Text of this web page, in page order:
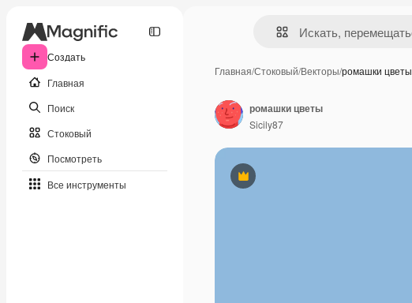
Создать
Главная
Поиск
Стоковый
Посмотреть
Все инструменты
Главная/Стоковый/Векторы/ромашки цветы
Премиум
ромашки цветы
Sicily87